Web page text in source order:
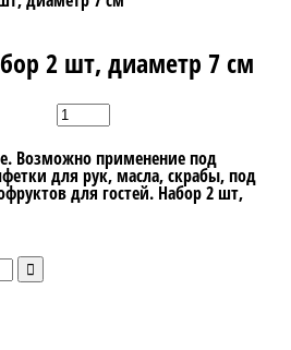
2 шт, диаметр 7 см
Возможно применение под
для рук, масла, скрабы, под
для гостей. Набор 2 шт,